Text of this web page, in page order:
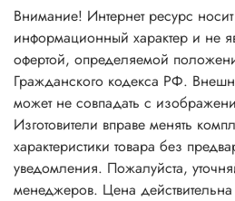
Внимание! Интернет ресурс
информационный характер и не
офертой, определяемой
Гражданского кодекса РФ.
может не совпадать с
Изготовители вправе менять
характеристики товара без
уведомления. Пожалуйста,
менеджеров. Цена действительна